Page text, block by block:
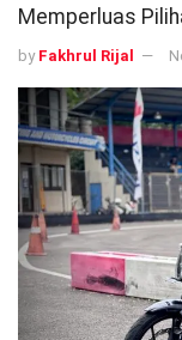
Memperluas
by Fakhrul Rijal